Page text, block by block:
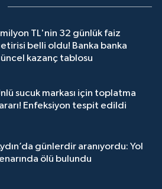
milyon TL'nin 32 günlük faiz
belli oldu! Banka banka
kazanç tablosu
sucuk markası için toplatma
Enfeksiyon tespit edildi
günlerdir aranıyordu: Yol
ölü bulundu